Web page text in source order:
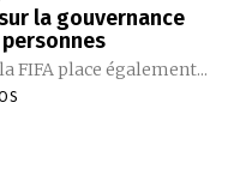
la gouvernance
FIFA place également...